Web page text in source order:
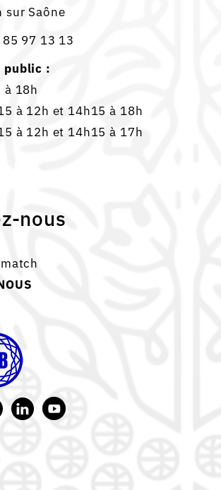
sur Saône
97 13 13
public :
à 18h
à 12h et 14h15 à 18h
à 12h et 14h15 à 17h
nous